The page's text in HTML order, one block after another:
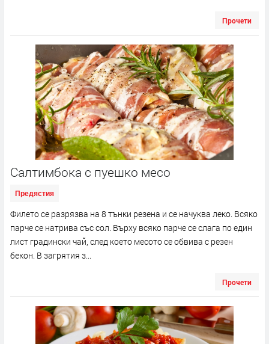
Прочети
Салтимбока с пуешко месо
Предястия
Филето се разрязва на 8 тънки резена и се начуква леко. Всяко
парче се натрива със сол. Върху всяко парче се слага по един
лист градински чай, след което месото се обвива с резен
бекон. В загрятия з...
Прочети